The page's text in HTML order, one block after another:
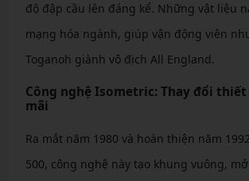
độ đập cầu lên đáng kể. Những vật liệu
mạng hóa ngành, giúp vận động viên
Toganoh giành vô địch All England.
Công nghệ Isometric: Thay đổi
mãi
Ra mắt năm 1980 và hoàn thiện năm
500, công nghệ này tạo khung vuông,